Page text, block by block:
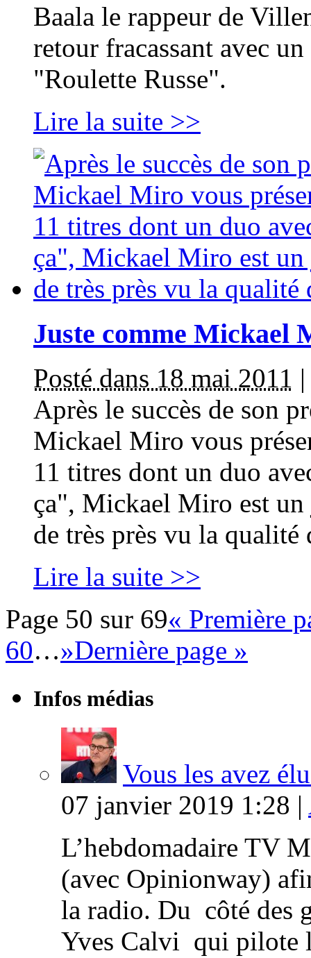
Baala le rappeur de
retour fracassant avec
"Roulette Russe".
Lire la suite >>
Juste comme Mickael
Posté dans 18 mai 2011
Après le succès de son
Mickael Miro vous
11 titres dont un duo
ça", Mickael Miro est
de très près vu la qualité
Lire la suite >>
Page 50 sur 69« Première
60…»Dernière page »
Infos médias
Vous les avez
07 janvier 2019 1:28 |
L’hebdomadaire TV
(avec Opinionway)
la radio. Du côté des
Yves Calvi qui